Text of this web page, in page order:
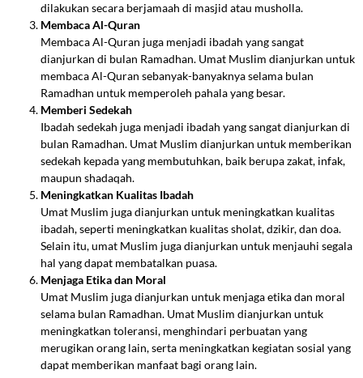
dilakukan secara berjamaah di masjid atau musholla.
Membaca Al-Quran
Membaca Al-Quran juga menjadi ibadah yang sangat
dianjurkan di bulan Ramadhan. Umat Muslim dianjurkan untuk
membaca Al-Quran sebanyak-banyaknya selama bulan
Ramadhan untuk memperoleh pahala yang besar.
Memberi Sedekah
Ibadah sedekah juga menjadi ibadah yang sangat dianjurkan di
bulan Ramadhan. Umat Muslim dianjurkan untuk memberikan
sedekah kepada yang membutuhkan, baik berupa zakat, infak,
maupun shadaqah.
Meningkatkan Kualitas Ibadah
Umat Muslim juga dianjurkan untuk meningkatkan kualitas
ibadah, seperti meningkatkan kualitas sholat, dzikir, dan doa.
Selain itu, umat Muslim juga dianjurkan untuk menjauhi segala
hal yang dapat membatalkan puasa.
Menjaga Etika dan Moral
Umat Muslim juga dianjurkan untuk menjaga etika dan moral
selama bulan Ramadhan. Umat Muslim dianjurkan untuk
meningkatkan toleransi, menghindari perbuatan yang
merugikan orang lain, serta meningkatkan kegiatan sosial yang
dapat memberikan manfaat bagi orang lain.